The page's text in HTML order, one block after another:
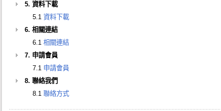
5. 資料下載
5.1 資料下載
6. 相關連結
6.1 相關連結
7. 申請會員
7.1 申請會員
8. 聯絡我們
8.1 聯絡方式